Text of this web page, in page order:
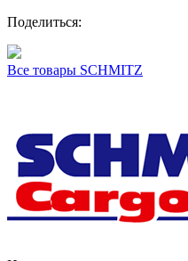
Поделиться:
Все товары SCHMITZ